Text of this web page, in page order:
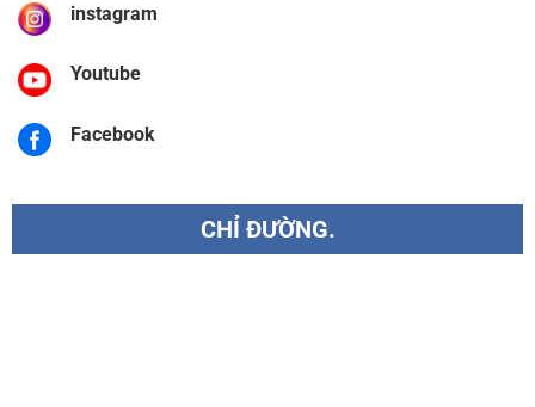
instagram
Youtube
Facebook
CHỈ ĐƯỜNG.